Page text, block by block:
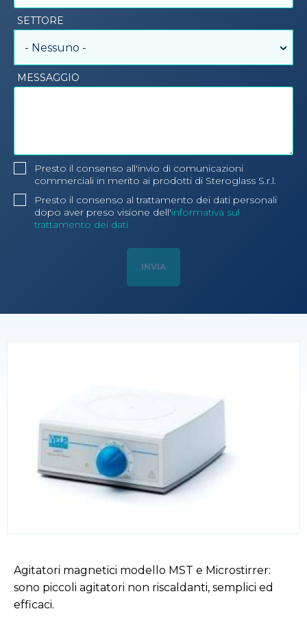
SETTORE
- Nessuno -
MESSAGGIO
Presto il consenso all'invio di comunicazioni
commerciali in merito ai prodotti di Steroglass S.r.l.
Presto il consenso al trattamento dei dati personali
dopo aver preso visione dell'informativa sul
trattamento dei dati
Agitatori magnetici modello MST e Microstirrer:
sono piccoli agitatori non riscaldanti, semplici ed
efficaci.